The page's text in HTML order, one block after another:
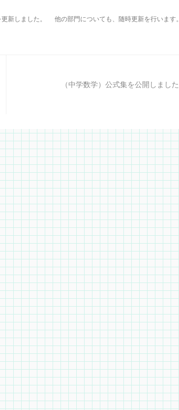
新しました。 他の部門についても、随時更新を行います。
（中学数学）公式集を公開しました